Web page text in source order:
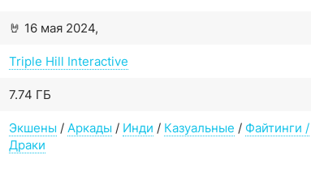
🤘 16 мая 2024,
Triple Hill Interactive
7.74 ГБ
Экшены / Аркады / Инди / Казуальные / Файтинги /
Драки